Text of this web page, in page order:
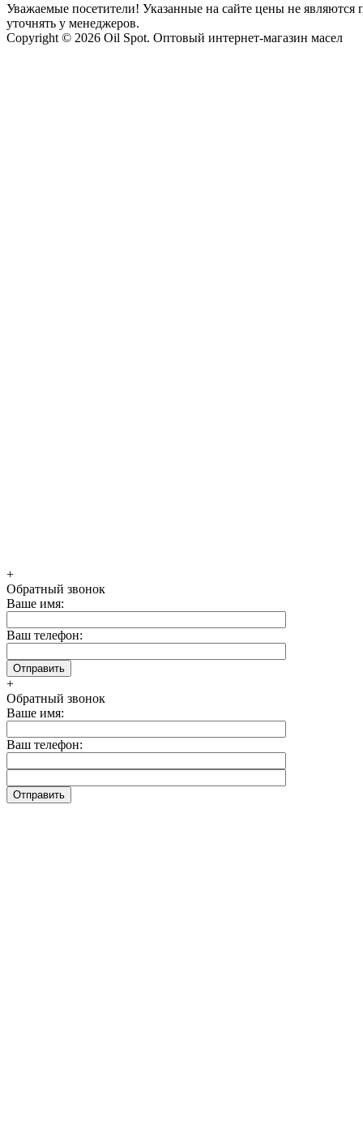
Уважаемые посетители! Указанные на сайте цены не
уточнять у менеджеров.
Copyright © 2026 Oil Spot. Оптовый интернет-магазин масел
+
Обратный звонок
Ваше имя:
Ваш телефон:
+
Обратный звонок
Ваше имя:
Ваш телефон: